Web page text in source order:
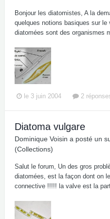
Bonjour les diatomistes, A la
quelques notions basiques sur
diatomées sont des organismes
le 3 juin 2004 2
Diatoma vulgare
Dominique Voisin a posté un
(Collections)
Salut le forum, Un des gros
diatomées, est la façon dont on
connective !!!!! la valve est la